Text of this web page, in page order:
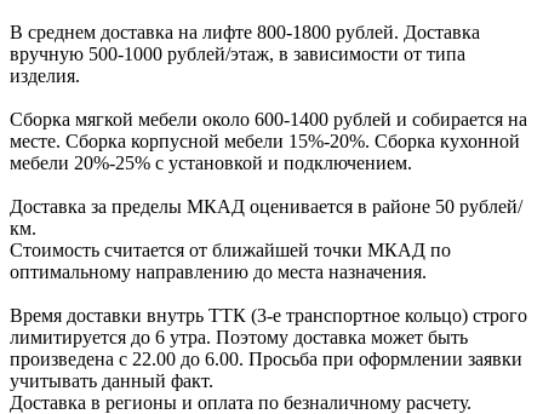
В cреднем доcтавка на лифте 800-1800 рублей. Доcтавка
вручную 500-1000 рублей/этаж, в завиcимоcти от типа
изделия.
Сборка мягкой мебели около 600-1400 рублей и собирается на
месте. Сборка корпусной мебели 15%-20%. Сборка кухонной
мебели 20%-25% с установкой и подключением.
Доставка за пределы МКАД оценивается в районе 50 рублей/
км.
Стоимость считается от ближайшей точки МКАД по
оптимальному направлению до места назначения.
Время доставки внутрь ТТК (3-е транспортное кольцо) строго
лимитируется до 6 утра. Поэтому доставка может быть
произведена с 22.00 до 6.00. Просьба при оформлении заявки
учитывать данный факт.
Доставка в регионы и оплата по безналичному расчету.